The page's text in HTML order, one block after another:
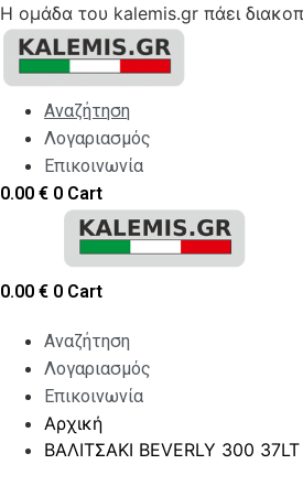
Η ομάδα του kalemis.gr πάει
Skip
content
Αναζήτηση
Λογαριασμός
Επικοινωνία
0.00 € 0 Cart
0.00 € 0 Cart
Αναζήτηση
Λογαριασμός
Επικοινωνία
Αρχική
ΒΑΛΙΤΣΑΚΙ ΒEVERLY 300